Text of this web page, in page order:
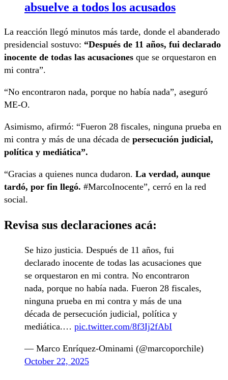
absuelve a todos los acusados
La reacción llegó minutos más tarde, donde el abanderado
presidencial sostuvo: “Después de 11 años, fui declarado
inocente de todas las acusaciones que se orquestaron en
mi contra”.
“No encontraron nada, porque no había nada”, aseguró
ME-O.
Asimismo, afirmó: “Fueron 28 fiscales, ninguna prueba en
mi contra y más de una década de persecución judicial,
política y mediática”.
“Gracias a quienes nunca dudaron. La verdad, aunque
tardó, por fin llegó. #MarcoInocente”, cerró en la red
social.
Revisa sus declaraciones acá:
Se hizo justicia. Después de 11 años, fui
declarado inocente de todas las acusaciones que
se orquestaron en mi contra. No encontraron
nada, porque no había nada. Fueron 28 fiscales,
ninguna prueba en mi contra y más de una
década de persecución judicial, política y
mediática.… pic.twitter.com/8f3Ij2fAbI
— Marco Enríquez-Ominami (@marcoporchile)
October 22, 2025